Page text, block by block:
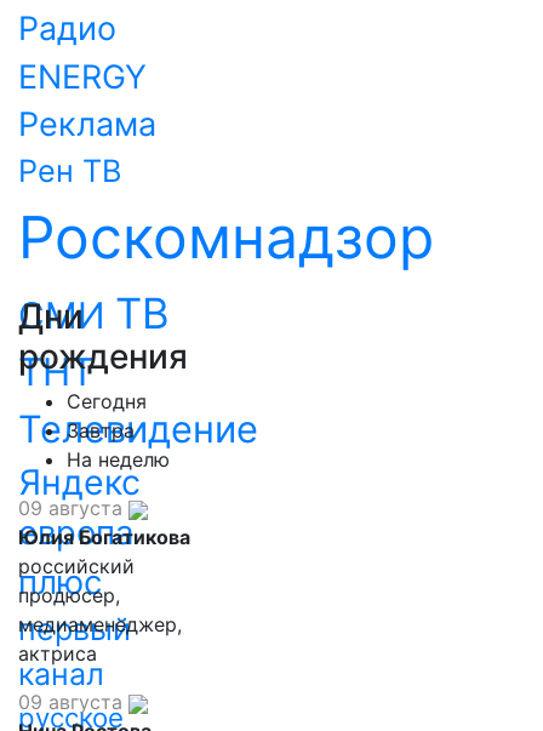
Радио
ENERGY
Реклама
Рен ТВ
Роскомнадзор
СМИ ТВ
ТНТ
Телевидение
Яндекс
европа
плюс
первый
канал
русское
Дни
рождения
Сегодня
Завтра
На неделю
09 августа
Юлия Богатикова
российский
продюсер,
медиаменеджер,
актриса
09 августа